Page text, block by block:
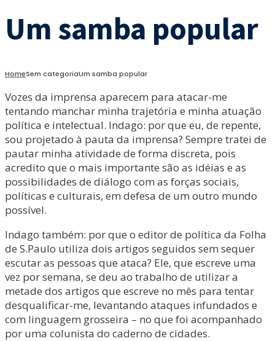
Um samba popular
HomeSem categoriaUm samba popular
Vozes da imprensa aparecem para atacar-me
tentando manchar minha trajetória e minha atuação
política e intelectual. Indago: por que eu, de repente,
sou projetado à pauta da imprensa? Sempre tratei de
pautar minha atividade de forma discreta, pois
acredito que o mais importante são as idéias e as
possibilidades de diálogo com as forças sociais,
políticas e culturais, em defesa de um outro mundo
possível.
Indago também: por que o editor de política da Folha
de S.Paulo utiliza dois artigos seguidos sem sequer
escutar as pessoas que ataca? Ele, que escreve uma
vez por semana, se deu ao trabalho de utilizar a
metade dos artigos que escreve no mês para tentar
desqualificar-me, levantando ataques infundados e
com linguagem grosseira – no que foi acompanhado
por uma colunista do caderno de cidades.